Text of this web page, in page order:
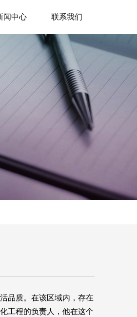
闻中心 联系我们
品质。在该区域内，存在
工程的负责人，他在这个